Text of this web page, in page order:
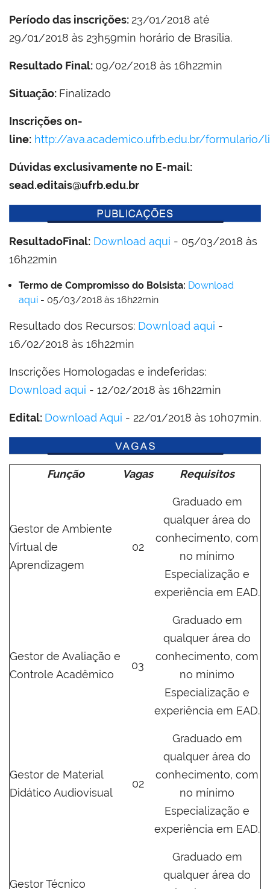
Período das inscrições: 23/01/2018 até
29/01/2018 às 23h59min horário de Brasília.
Resultado Final: 09/02/2018 às 16h22min
Situação: Finalizado
Inscrições on-
line: http://ava.academico.ufrb.edu.br/
Dúvidas exclusivamente no E-mail:
sead.editais@ufrb.edu.br
ResultadoFinal: Download aqui - 05/03/2018 às
16h22min
Termo de Compromisso do Bolsista: Download
aqui - 05/03/2018 às 16h22min
Resultado dos Recursos: Download aqui -
16/02/2018 às 16h22min
Inscrições Homologadas e indeferidas:
Download aqui - 12/02/2018 às 16h22min
Edital: Download Aqui - 22/01/2018 às 10h07min.
Função Vagas Requisitos
Gestor de Ambiente
Virtual de
Aprendizagem
02
Graduado em
qualquer área do
conhecimento, com
no mínimo
Especialização e
experiência em EAD.
Gestor de Avaliação e
Controle Acadêmico
03
Graduado em
qualquer área do
conhecimento, com
no mínimo
Especialização e
experiência em EAD.
Gestor de Material
Didático Audiovisual
02
Graduado em
qualquer área do
conhecimento, com
no mínimo
Especialização e
experiência em EAD.
Gestor Técnico
Graduado em
qualquer área do